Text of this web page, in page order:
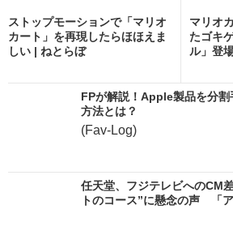
ストップモーションで「マリオ
カート」を再現したらほほえま
しい | ねとらぼ
マリオ
たゴキ
ル」登
FPが解説！Apple製品を分割
方法とは？
(Fav-Log)
任天堂、フジテレビへのCM
トのコース”に懸念の声 「